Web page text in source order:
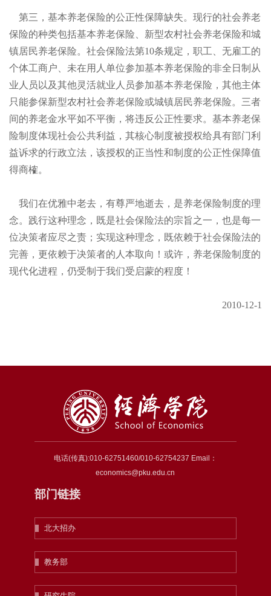
第三，基本养老保险的公正性保障缺失。现行的社会养老
保险的种类包括基本养老保险、新型农村社会养老保险和城
镇居民养老保险。社会保险法第10条规定，职工、无雇工的
个体工商户、未在用人单位参加基本养老保险的非全日制从
业人员以及其他灵活就业人员参加基本养老保险，其他主体
只能参保新型农村社会养老保险或城镇居民养老保险。三者
间的养老金水平如不平衡，将违反公正性要求。基本养老保
险制度体现社会公共利益，其核心制度被授权给具有部门利
益诉求的行政立法，该授权的正当性和制度的公正性保障值
得商榷。
我们在优雅中老去，有尊严地逝去，是养老保险制度的理
念。践行这种理念，既是社会保险法的宗旨之一，也是每一
位决策者应尽之责；实现这种理念，既依赖于社会保险法的
完善，更依赖于决策者的人本取向！或许，养老保险制度的
现代化进程，仍受制于我们受启蒙的程度！
2010-12-1
电话(传真):010-62751460/010-62754237 Email：
economics@pku.edu.cn
部门链接
北大招办
教务部